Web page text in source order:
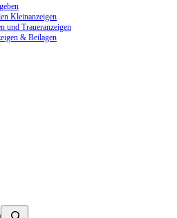
Kleinanzeigen
und Traueranzeigen
& Beilagen